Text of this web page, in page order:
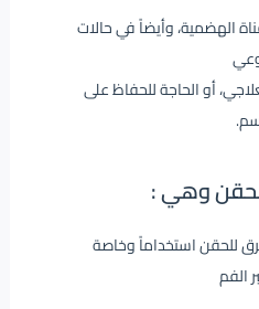
الهضمية، وأيضاً في حالات
أو الحاجة للحفاظ على
وهي :
للحقن استخداماً وخاصة
الفم